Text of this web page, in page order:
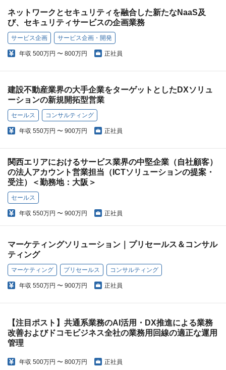
ネットワークとセキュリティを融合した新たなNaaS及
び、セキュリティサービスの企画業務
サービス企画 サービス企画・開発
年収 500万円 〜 800万円 正社員
建設不動産業界の大手企業をターゲットとしたDXソリュ
ーションの新規開拓型営業
セールス コンサルティング
年収 550万円 〜 900万円 正社員
関西エリアにおけるサービス業界の中堅企業（自社顧客）
の法人アカウント営業担当（ICTソリューションの提案・
受注）＜勤務地：大阪＞
セールス
年収 550万円 〜 900万円 正社員
マーケティングソリューション｜プリセールス＆コンサル
ティング
マーケティング プリセールス コンサルティング
年収 550万円 〜 900万円 正社員
【注目ポスト】共通系業務のAI活用・DX推進による業務
改善およびドコモビジネス全社の業務用回線の適正な運用
管理
年収 500万円 〜 800万円 正社員